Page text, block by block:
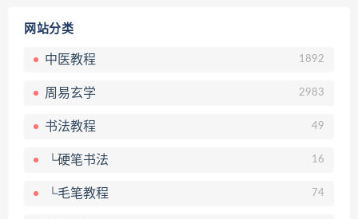
网站分类
中医教程 1892
周易玄学 2983
书法教程 49
└硬笔书法 16
└毛笔教程 74